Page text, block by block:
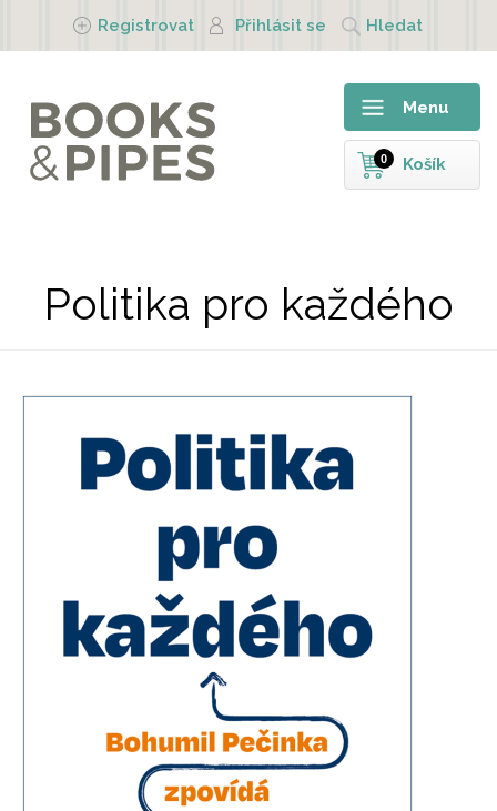
Registrovat Přihlásit se Hledat
Menu
Košík
0
Politika pro každého